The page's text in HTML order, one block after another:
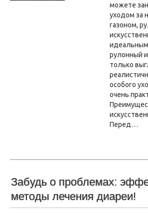
можете
уходом за
газоном,
рулонный
только
особого
очень
Перед…
Забудь о проблемах:
методы лечения диареи!